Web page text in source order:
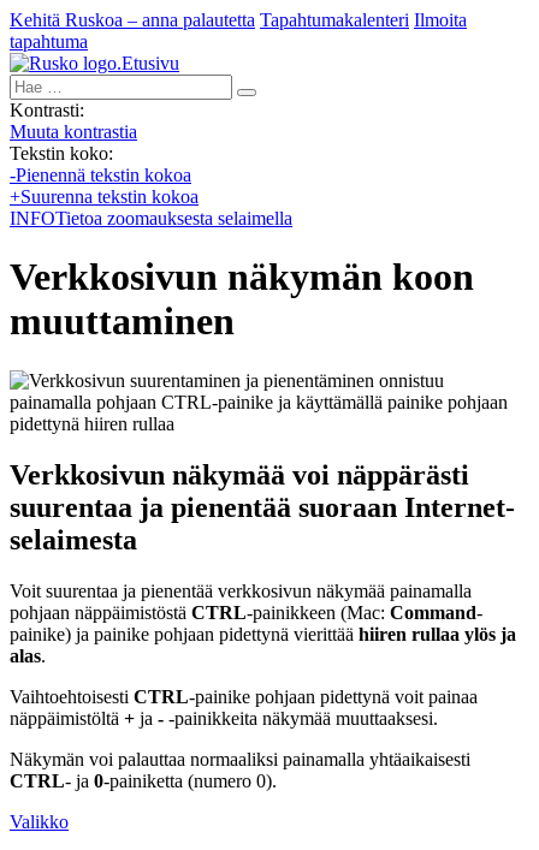
Kehitä Ruskoa – anna palautetta Tapahtumakalenteri Ilmoita
tapahtuma
Etusivu
Hae:
Kontrasti:
Muuta kontrastia
Tekstin koko:
-Pienennä tekstin kokoa
+Suurenna tekstin kokoa
INFOTietoa zoomauksesta selaimella
Verkkosivun näkymän koon
muuttaminen
Verkkosivun näkymää voi näppärästi
suurentaa ja pienentää suoraan Internet-
selaimesta
Voit suurentaa ja pienentää verkkosivun näkymää painamalla
pohjaan näppäimistöstä CTRL-painikkeen (Mac: Command-
painike) ja painike pohjaan pidettynä vierittää hiiren rullaa ylös ja
alas.
Vaihtoehtoisesti CTRL-painike pohjaan pidettynä voit painaa
näppäimistöltä + ja - -painikkeita näkymää muuttaaksesi.
Näkymän voi palauttaa normaaliksi painamalla yhtäaikaisesti
CTRL- ja 0-painiketta (numero 0).
Valikko